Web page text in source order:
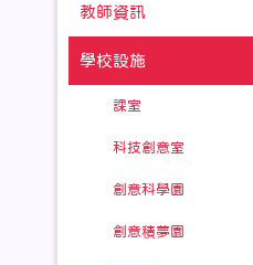
教師資訊
學校設施
課室
科技創意室
創意科學園
創意積夢園